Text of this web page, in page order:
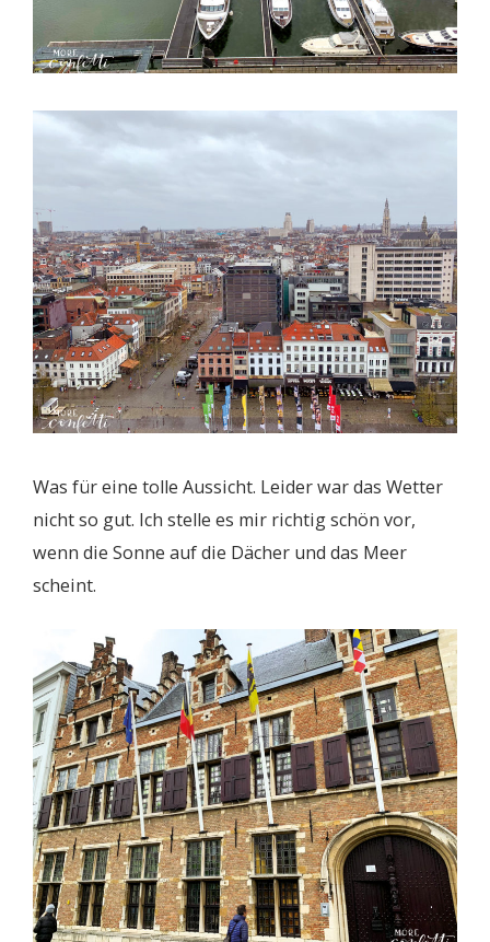
Was für eine tolle Aussicht. Leider war das Wetter
nicht so gut. Ich stelle es mir richtig schön vor,
wenn die Sonne auf die Dächer und das Meer
scheint.